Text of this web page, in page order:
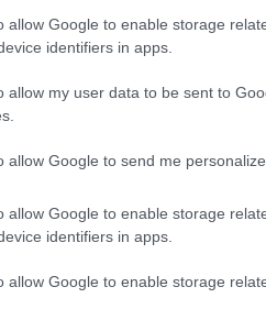
allow Google to enable storage
identifiers in apps.
allow my user data to be sent to
allow Google to send me
allow Google to enable storage
identifiers in apps.
allow Google to enable storage
kiemelt ajánlatok
S25 Ultra Samsung Galaxy A56